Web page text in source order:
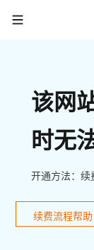
该网
时无
开通方法：续
续费流程帮助